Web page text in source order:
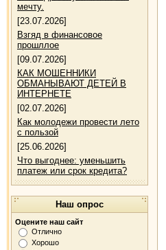
мечту.
[23.07.2026]
Взгяд в финансовое
прошллое
[09.07.2026]
КАК МОШЕННИКИ
ОБМАНЫВАЮТ ДЕТЕЙ В
ИНТЕРНЕТЕ
[02.07.2026]
Как молодежи провести лето
с пользой
[25.06.2026]
Что выгоднее: уменьшить
платеж или срок кредита?
Наш опрос
Оцените наш сайт
Отлично
Хорошо